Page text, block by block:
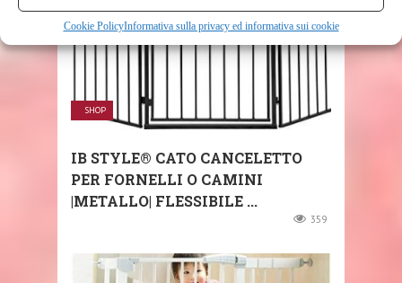
Cookie PolicyInformativa sulla privacy ed informativa sui cookie
SHOP
IB STYLE® CATO CANCELETTO
PER FORNELLI O CAMINI
|METALLO| FLESSIBILE ...
359